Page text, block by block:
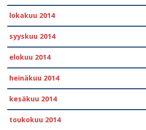
lokakuu 2014
syyskuu 2014
elokuu 2014
heinäkuu 2014
kesäkuu 2014
toukokuu 2014